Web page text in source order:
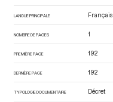
LANGUE PRINCIPALE Français
NOMBRE DE PAGES 1
PREMIÈRE PAGE 192
DERNIÈRE PAGE 192
TYPOLOGIE DOCUMENTAIRE Décret